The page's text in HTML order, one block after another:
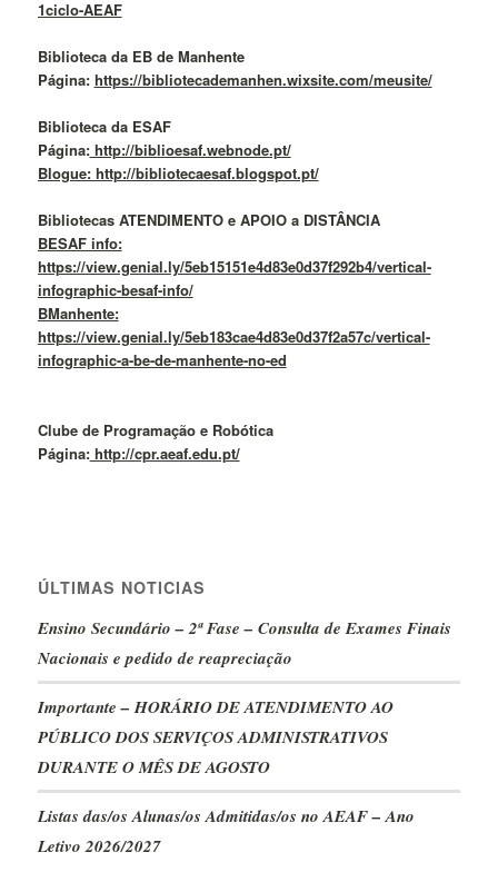
1ciclo-AEAF
Biblioteca da EB de Manhente
Página: https://bibliotecademanhen.wixsite.com/meusite/
Biblioteca da ESAF
Página:http://biblioesaf.webnode.pt/
Blogue: http://bibliotecaesaf.blogspot.pt/
Bibliotecas ATENDIMENTO e APOIO a DISTÂNCIA
BESAF info:
https://view.genial.ly/5eb15151e4d83e0d37f292b4/vertical-
infographic-besaf-info/
BManhente:
https://view.genial.ly/5eb183cae4d83e0d37f2a57c/vertical-
infographic-a-be-de-manhente-no-ed
Clube de Programação e Robótica
Página:http://cpr.aeaf.edu.pt/
ÚLTIMAS NOTICIAS
Ensino Secundário – 2ª Fase – Consulta de Exames Finais
Nacionais e pedido de reapreciação
Importante – HORÁRIO DE ATENDIMENTO AO
PÚBLICO DOS SERVIÇOS ADMINISTRATIVOS
DURANTE O MÊS DE AGOSTO
Listas das/os Alunas/os Admitidas/os no AEAF – Ano
Letivo 2026/2027